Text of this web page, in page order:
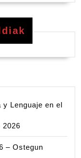
Lenguaje en el
2026
– Ostegun